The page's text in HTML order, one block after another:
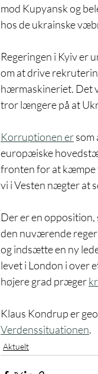
mod Kupyansk og
hos de ukrainske
Regeringen i Kyiv er
om at drive
hærmaskineriet. Det
tror længere på at
Korruptionen er som
europæiske
fronten for at kæmpe
vi i Vesten nægter at
Der er en opposition,
den nuværende
og indsætte en ny
levet i London i over
højere grad præger
Klaus Kondrup er
Verdenssituationen.
Aktuelt